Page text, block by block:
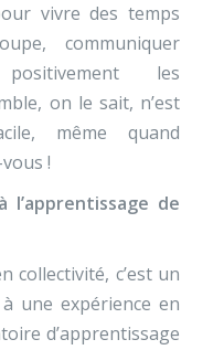
vivre des temps
communiquer
les
on le sait, n’est
même quand
!
de
collectivité, c’est un
une expérience en
d’apprentissage